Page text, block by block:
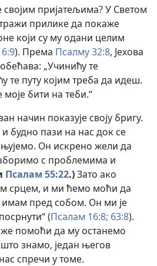
пријатељима? У Светом
прилике да покаже
који су му одани целим
). Према Псалму 32:8, Јехова
„Учинићу те
те путу којим треба да идеш.
моје бити на теби.“
начин показује своју бригу.
будно пази на нас док се
Он искрено жели да
с проблемима и
Псалам 55:22.)Зато ако
срцем, и ми ћемо моћи да
имам пред собом. Он ми је
(Псалам 16:8; 63:8).
помоћи да му останемо
знамо, један његов
спречи у томе.